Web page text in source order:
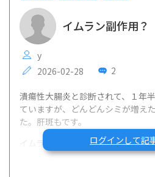
イムラン副作用？
y
2026-02-28
2
潰瘍性大腸炎と診断されて、１年
ていますが、どんどんシミが増え
た。肝斑もです。
イムランの副作用に色素沈着と書
あったので、年齢的に出てくる年
ログインして記